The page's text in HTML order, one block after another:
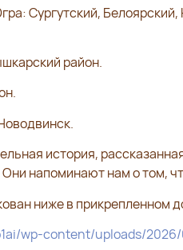
Сургутский,
район.
история,
напоминают нам о том,
ниже в прикрепленном
wp-content/uploads/